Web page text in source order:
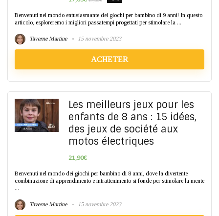
Benvenuti nel mondo entusiasmante dei giochi per bambino di 9 anni! In questo
articolo, esploreremo i migliori passatempi progettati per stimolare la ...
Taverne Martine 15 novembre 2023
ACHETER
Les meilleurs jeux pour les
enfants de 8 ans : 15 idées,
des jeux de société aux
motos électriques
21,90€
Benvenuti nel mondo dei giochi per bambino di 8 anni, dove la divertente
combinazione di apprendimento e intrattenimento si fonde per stimolare la mente
...
Taverne Martine 15 novembre 2023